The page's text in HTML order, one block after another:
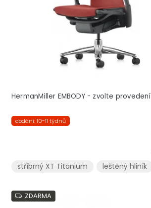
HermanMiller EMBODY - zvolte provedení
dodání: 10-11 týdnů
stříbrný XT Titanium leštěný hliník
ZDARMA